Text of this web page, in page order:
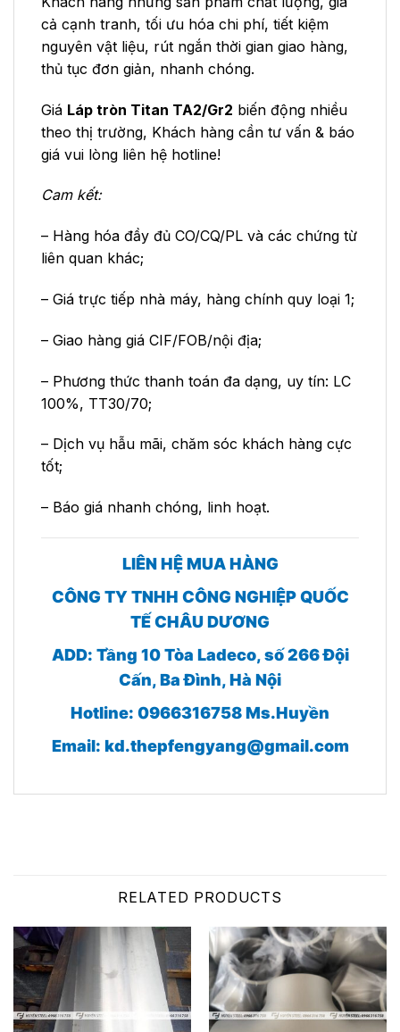
cả cạnh tranh, tối ưu hóa chi phí, tiết kiệm
nguyên vật liệu, rút ngắn thời gian giao hàng,
thủ tục đơn giản, nhanh chóng.
Giá Láp tròn Titan TA2/Gr2 biến động nhiều
theo thị trường, Khách hàng cần tư vấn & báo
giá vui lòng liên hệ hotline!
Cam kết:
– Hàng hóa đầy đủ CO/CQ/PL và các chứng từ
liên quan khác;
– Giá trực tiếp nhà máy, hàng chính quy loại 1;
– Giao hàng giá CIF/FOB/nội địa;
– Phương thức thanh toán đa dạng, uy tín: LC
100%, TT30/70;
– Dịch vụ hẫu mãi, chăm sóc khách hàng cực
tốt;
– Báo giá nhanh chóng, linh hoạt.
LIÊN HỆ MUA HÀNG
CÔNG TY TNHH CÔNG NGHIỆP QUỐC
TẾ CHÂU DƯƠNG
ADD: Tầng 10 Tòa Ladeco, số 266 Đội
Cấn, Ba Đình, Hà Nội
Hotline: 0966316758 Ms.Huyền
Email: kd.thepfengyang@gmail.com
RELATED PRODUCTS